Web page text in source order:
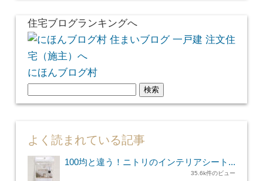
住宅ブログランキングへ
にほんブログ村
索:
よく読まれている記事
100均と違う！ニトリのインテリアシート...
35.6k件のビュー